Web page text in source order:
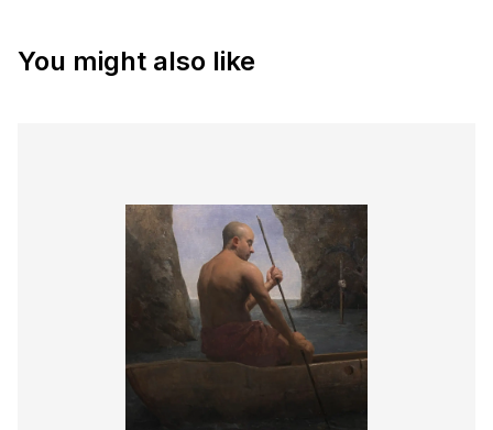
You might also like